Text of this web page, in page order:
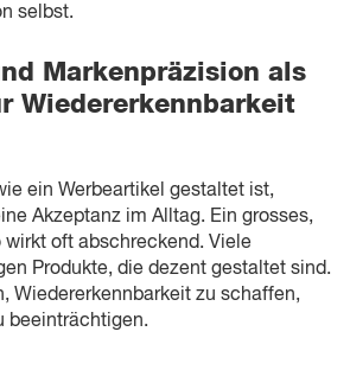
selbst.
Markenpräzision als
Wiedererkennbarkeit
ein Werbeartikel gestaltet ist,
Akzeptanz im Alltag. Ein grosses,
oft abschreckend. Viele
Produkte, die dezent gestaltet sind.
Wiedererkennbarkeit zu schaffen,
beeinträchtigen.